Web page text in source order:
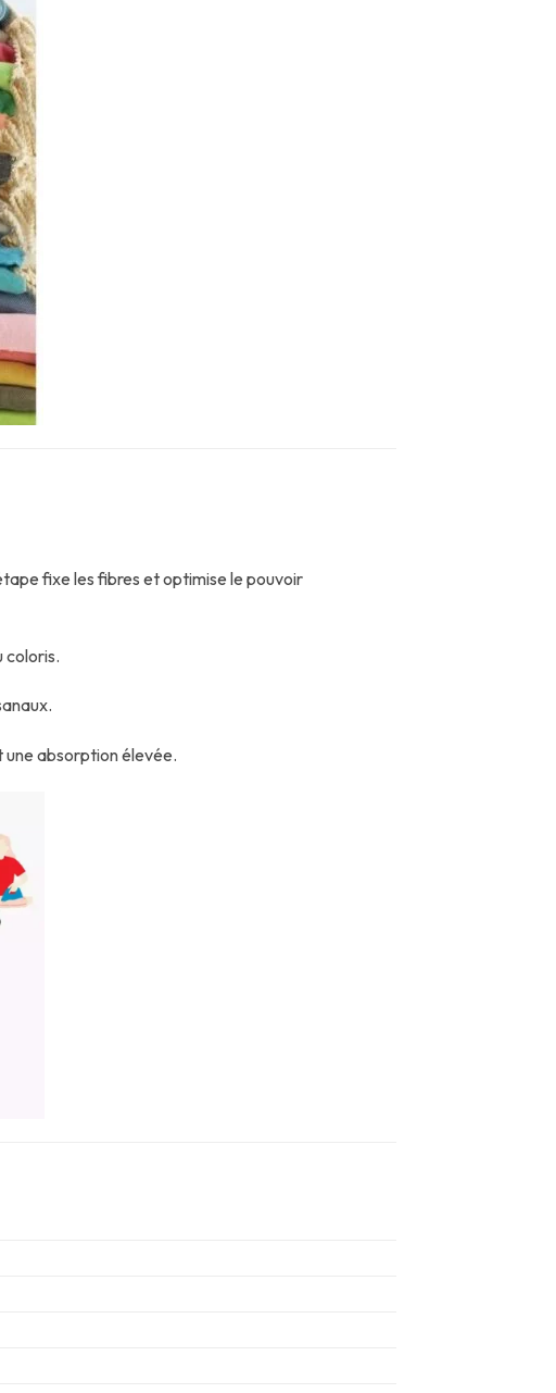
fixe les fibres et optimise le pouvoir
coloris.
une absorption élevée.